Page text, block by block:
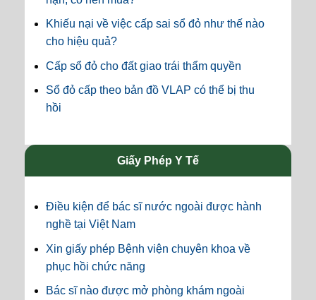
Khiếu nại về việc cấp sai sổ đỏ như thế nào
cho hiệu quả?
Cấp sổ đỏ cho đất giao trái thẩm quyền
Sổ đỏ cấp theo bản đồ VLAP có thể bị thu
hồi
Giấy Phép Y Tế
Điều kiện để bác sĩ nước ngoài được hành
nghề tại Việt Nam
Xin giấy phép Bệnh viện chuyên khoa về
phục hồi chức năng
Bác sĩ nào được mở phòng khám ngoài